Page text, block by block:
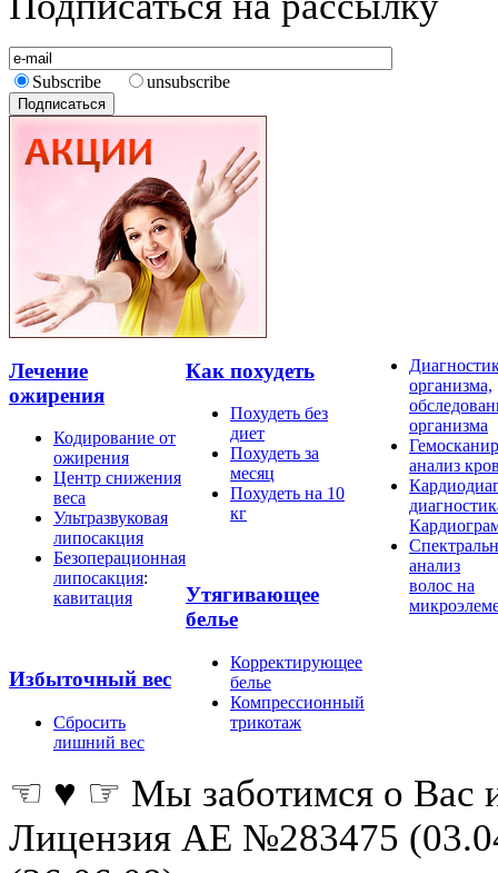
Subscribe unsubscribe
Лечение
ожирения
Кодирование от
ожирения
Центр снижения
веса
Ультразвуковая
липосакция
Безоперационная
липосакция:
кавитация
Избыточный вес
Сбросить
лишний вес
Как похудеть
Похудеть без
диет
Похудеть за
месяц
Похудеть на 10
кг
Утягивающее
белье
Корректирующее
белье
Компрессионный
трикотаж
организма,
организма
анализ
анализ
волос на
☜ ♥ ☞ Мы заботимся о Вас
Лицензия АЕ №283475